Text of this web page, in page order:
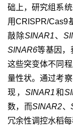
础上，研究组系
用CRISPR/Cas9
敲除SINAR1、
SINAR6等基因，
这些突变体不同
量性状。通过考
现，SINAR1和
数，而SINAR2、
冗余性调控水稻每